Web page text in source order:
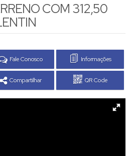
COM 312,50
Fale Conosco Informações
Compartilhar QR Code